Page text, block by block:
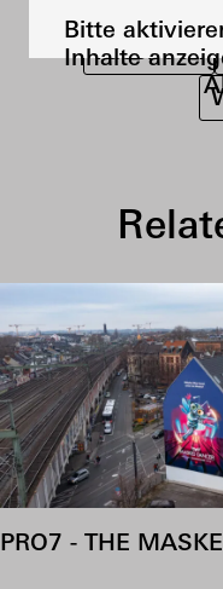
Bitte
Inhalte
Facebook
PRO7 - THE